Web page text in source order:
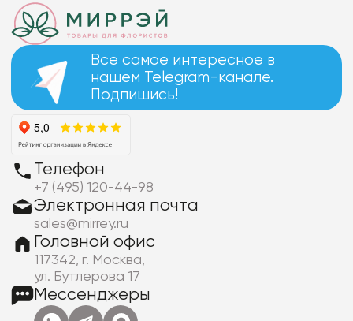
Все самое интересное в
нашем Telegram-канале.
Подпишись!
Телефон
+7 (495) 120-44-98
Электронная почта
sales@mirrey.ru
Головной офис
117342, г. Москва,
ул. Бутлерова 17
Мессенджеры